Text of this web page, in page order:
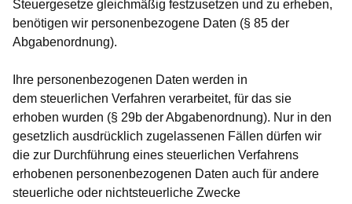
Steuergesetze gleichmäßig festzusetzen und zu erheben,
benötigen wir personenbezogene Daten (§ 85 der
Abgabenordnung).
Ihre personenbezogenen Daten werden in
dem steuerlichen Verfahren verarbeitet, für das sie
erhoben wurden (§ 29b der Abgabenordnung). Nur in den
gesetzlich ausdrücklich zugelassenen Fällen dürfen wir
die zur Durchführung eines steuerlichen Verfahrens
erhobenen personenbezogenen Daten auch für andere
steuerliche oder nichtsteuerliche Zwecke